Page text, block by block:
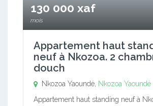
130 000 xaf
mois
Appartement haut
neuf à Nkozoa. 2
douch
Nkozoa Yaoundé, Nkozoa Yaoundé
Appartement haut standing neuf à